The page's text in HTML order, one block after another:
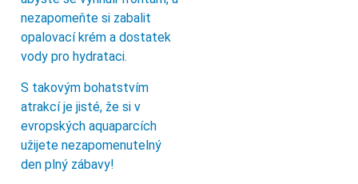
nezapomeňte si zabalit
opalovací krém a dostatek
vody pro hydrataci.
S takovým bohatstvím
atrakcí je jisté, že si v
evropských aquaparcích
užijete nezapomenutelný
den plný zábavy!